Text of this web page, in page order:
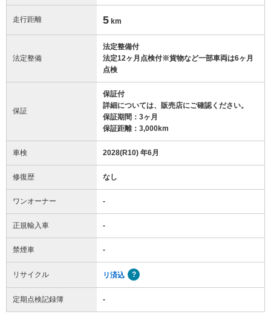
走行距離 5 km
法定整備
法定整備付
法定12ヶ月点検付※貨物など一部車両は6ヶ月
点検
保証
保証付
詳細については、販売店にご確認ください。
保証期間：3ヶ月
保証距離：3,000km
車検 2028(R10) 年6月
修復歴 なし
ワンオーナー -
正規輸入車 -
禁煙車 -
リサイクル リ済込
定期点検記録簿 -